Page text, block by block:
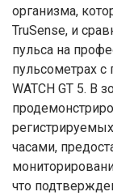
организма,
TruSense, и
пульса на
пульсометрах с
WATCH GT 5. В
часами,
что